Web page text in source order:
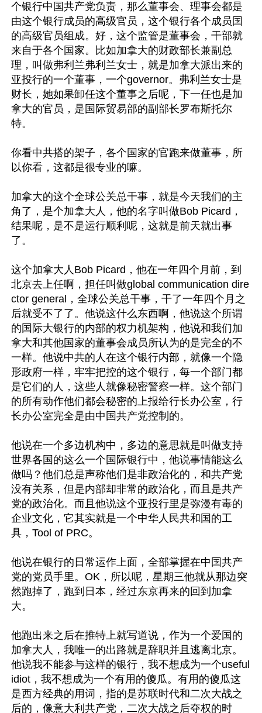
个银行中国共产党负责，那么董事会、理事会都是
由这个银行成员的高级官员，这个银行各个成员国
的高级官员组成。好，这个监管是董事会，干部就
来自于各个国家。比如加拿大的财政部长兼副总
理，叫做弗利兰弗利兰女士，就是加拿大派出来的
亚投行的一个董事，一个governor。弗利兰女士是
财长，她如果卸任这个董事之后呢，下一任也是加
拿大的官员，是国际贸易部的副部长罗布斯托尔
特。
你看中共搭的架子，各个国家的官跑来做董事，所
以你看，这都是很专业的嘛。
加拿大的这个全球公关总干事，就是今天我们的主
角了，是个加拿大人，他的名字叫做Bob Picard，
结果呢，是不是运行顺利呢，这就是前天就出事
了。
这个加拿大人Bob Picard，他在一年四个月前，到
北京去上任啊，担任叫做global communication dire
ctor general，全球公关总干事，干了一年四个月之
后就受不了了。他说这什么东西啊，他说这个所谓
的国际大银行的内部的权力机架构，他说和我们加
拿大和其他国家的董事会成员所认为的是完全的不
一样。他说中共的人在这个银行内部，就像一个隐
形政府一样，牢牢把控的这个银行，每一个部门都
是它们的人，这些人就像秘密警察一样。这个部门
的所有动作他们都会秘密的上报给行长办公室，行
长办公室完全是由中国共产党控制的。
他说在一个多边机构中，多边的意思就是叫做支持
世界各国的这么一个国际银行中，他说事情能这么
做吗？他们总是声称他们是非政治化的，和共产党
没有关系，但是内部却非常的政治化，而且是共产
党的政治化。而且他说这个亚投行里是弥漫有毒的
企业文化，它其实就是一个中华人民共和国的工
具，Tool of PRC。
他说在银行的日常运作上面，全部掌握在中国共产
党的党员手里。OK，所以呢，星期三他就从那边突
然跑掉了，跑到日本，经过东京再来的回到加拿
大。
他跑出来之后在推特上就写道说，作为一个爱国的
加拿大人，我唯一的出路就是辞职并且逃离北京。
他说我不能参与这样的银行，我不想成为一个useful
idiot，我不想成为一个有用的傻瓜。有用的傻瓜这
是西方经典的用词，指的是苏联时代和二次大战之
后的，像意大利共产党，二次大战之后夺权的时